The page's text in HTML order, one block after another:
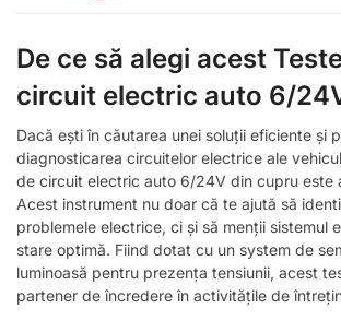
De ce să alegi acest
circuit electric auto 6/
Dacă ești în căutarea unei soluții eficiente și
diagnosticarea circuitelor electrice ale
de circuit electric auto 6/24V din cupru este
Acest instrument nu doar că te ajută să
problemele electrice, ci și să menții sistemul
stare optimă. Fiind dotat cu un system de
luminoasă pentru prezența tensiunii, acest
partener de încredere în activitățile de